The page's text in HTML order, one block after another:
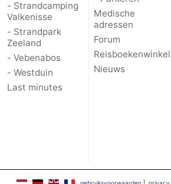
- Strandcamping
Valkenisse
- Strandpark
Zeeland
- Vebenabos
- Westduin
Last minutes
Medische
adressen
Forum
Reisboekenwinkel
Nieuws